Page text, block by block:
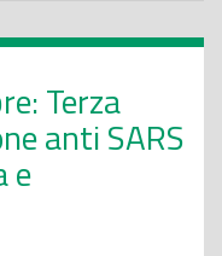
Terza
anti SARS
e